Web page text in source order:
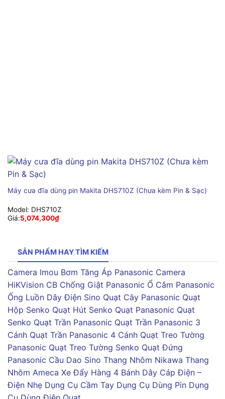
Máy cưa đĩa dùng pin Makita DHS710Z (Chưa kèm Pin & Sạc)
Model: DHS710Z
Giá:5,074,300₫
SẢN PHẨM HAY TÌM KIẾM
Camera Imou Bơm Tăng Áp Panasonic Camera
HiKVision CB Chống Giật Panasonic Ổ Cắm Panasonic
Ống Luồn Dây Điện Sino Quạt Cây Panasonic Quạt
Hộp Senko Quạt Hút Senko Quạt Panasonic Quạt
Senko Quạt Trần Panasonic Quạt Trần Panasonic 3
Cánh Quạt Trần Panasonic 4 Cánh Quạt Treo Tường
Panasonic Quạt Treo Tường Senko Quạt Đứng
Panasonic Cầu Dao Sino Thang Nhôm Nikawa Thang
Nhôm Ameca Xe Đẩy Hàng 4 Bánh Dây Cáp Điện –
Điện Nhẹ Dụng Cụ Cầm Tay Dụng Cụ Dùng Pin Dụng